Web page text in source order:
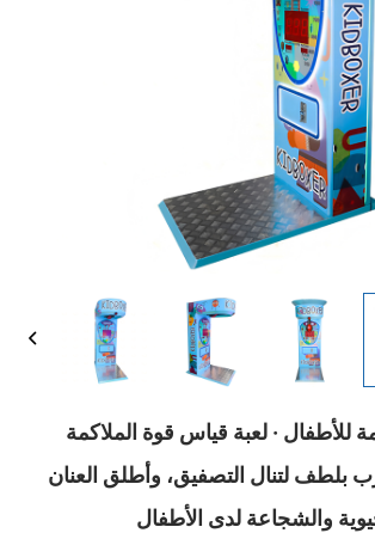
للأطفال · لعبة قياس قوة الملاكمة
بلطف لتنال التصفيق، وأطلق العنان
والشجاعة لدى الأطفال